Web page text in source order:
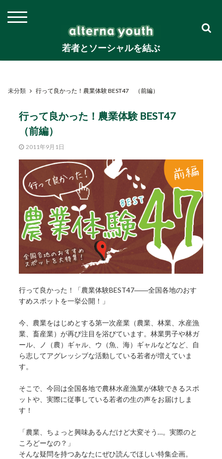
若者とソーシャルを結ぶ
未分類 行って良かった！農業体験 BEST47 （前編）
行って良かった！農業体験 BEST47
（前編）
2011年9月1日
行って良かった！「農業体験BEST47――全国各地のおす
すめスポットを一挙公開！」
今、農業をはじめとする第一次産業（農業、林業、水産漁
業、畜産業）が再び注目を浴びています。林業男子や林ガ
ール、ノ（農）ギャル、ウ（魚、海）ギャルなどなど、自
ら志してアグレッシブな活動している若者が増えていま
す。
そこで、今回は全国各地で農林水産漁業が体験できるスポ
ットや、実際に従事している若者の生の声をお届けしま
す！
「農業、ちょっと興味あるんだけど大変そう…。実際のと
ころどーなの？」
そんな疑問を持つあなたにぜひ読んでほしい特集企画。